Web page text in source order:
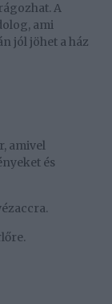
A
ami
jól jöhet a ház
amivel
és